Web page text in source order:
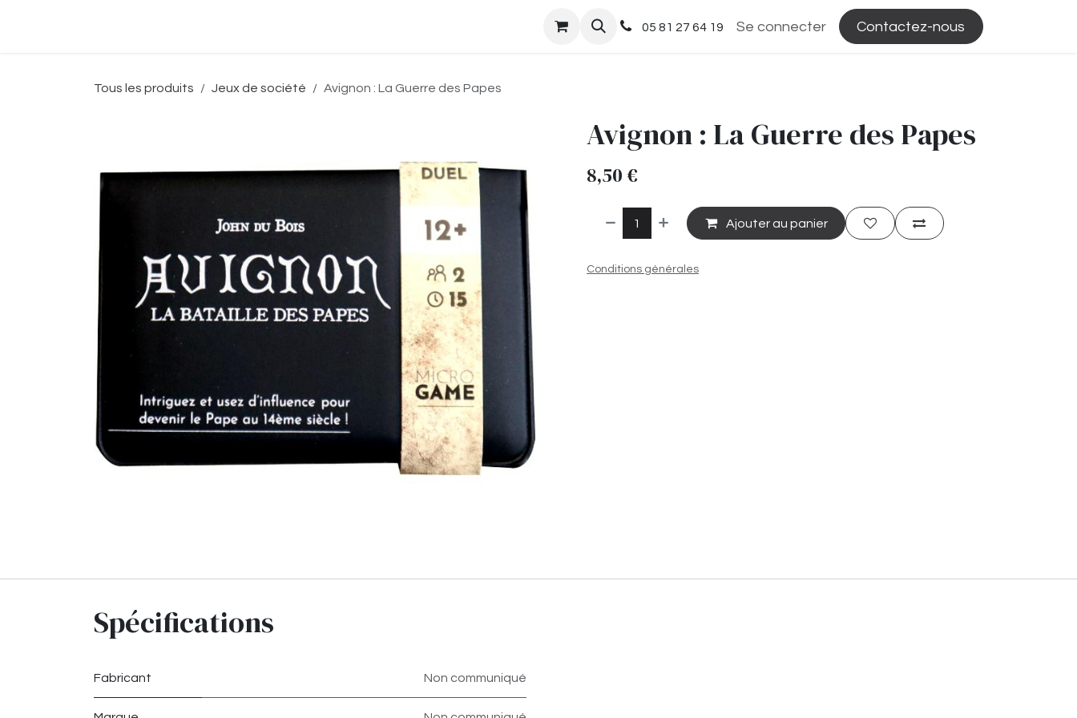
05 81 27 64 19 Se connecter Contactez-nous
Tous les produits Jeux de société Avignon : La Guerre des Papes
Avignon : La Guerre des Papes
8,50€
Ajouter au panier
Conditions générales
Spécifications
Fabricant Non communiqué